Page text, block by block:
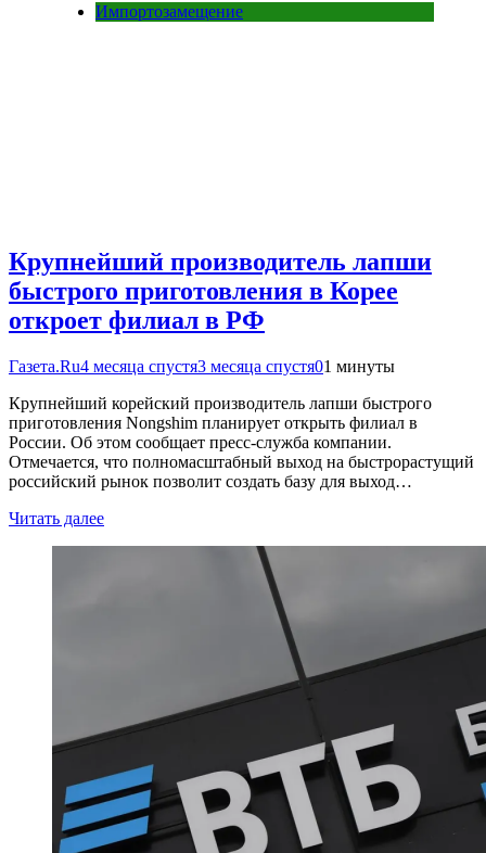
Импортозамещение
Крупнейший производитель лапши
быстрого приготовления в Корее
откроет филиал в РФ
Газета.Ru4 месяца спустя3 месяца спустя01 минуты
Крупнейший корейский производитель лапши быстрого
приготовления Nongshim планирует открыть филиал в
России. Об этом сообщает пресс-служба компании.
Отмечается, что полномасштабный выход на быстрорастущий
российский рынок позволит создать базу для выход…
Читать далее